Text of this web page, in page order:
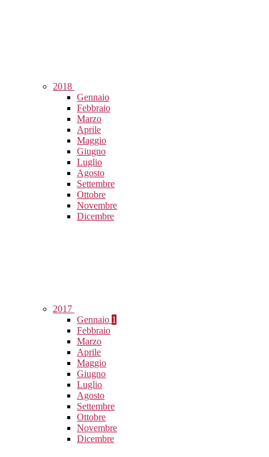
2018
Gennaio
Febbraio
Marzo
Aprile
Maggio
Giugno
Luglio
Agosto
Settembre
Ottobre
Novembre
Dicembre
2017
Gennaio 1
Febbraio
Marzo
Aprile
Maggio
Giugno
Luglio
Agosto
Settembre
Ottobre
Novembre
Dicembre